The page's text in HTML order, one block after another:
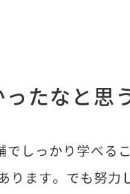
たなと思
しっかり学べる
ります。でも努